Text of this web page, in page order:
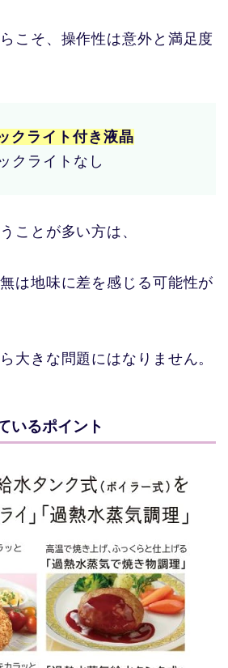
こそ、操作性は意外と満足度
クライト付き液晶
クライトなし
ことが多い方は、
は地味に差を感じる可能性が
大きな問題にはなりません。
いるポイント